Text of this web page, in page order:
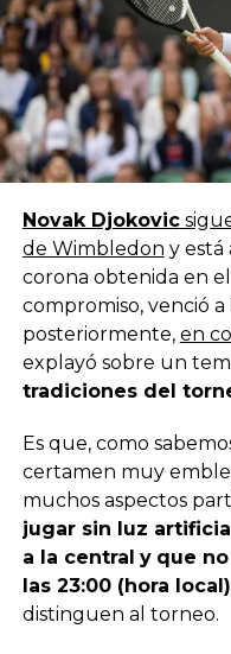
Novak Djokovic
de Wimbledon y
corona obtenida en
compromiso, venció a
posteriormente, en
explayó sobre un
tradiciones del
Es que, como
certamen muy
muchos aspectos
jugar sin luz
a la central y que
las 23:00 (hora local)
distinguen al torneo.